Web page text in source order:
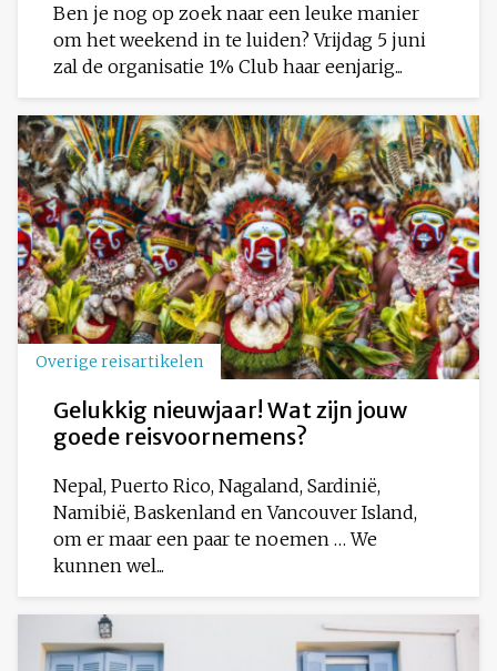
Ben je nog op zoek naar een leuke manier
om het weekend in te luiden? Vrijdag 5 juni
zal de organisatie 1% Club haar eenjarig...
Overige reisartikelen
Gelukkig nieuwjaar! Wat zijn jouw
goede reisvoornemens?
Nepal, Puerto Rico, Nagaland, Sardinië,
Namibië, Baskenland en Vancouver Island,
om er maar een paar te noemen … We
kunnen wel...